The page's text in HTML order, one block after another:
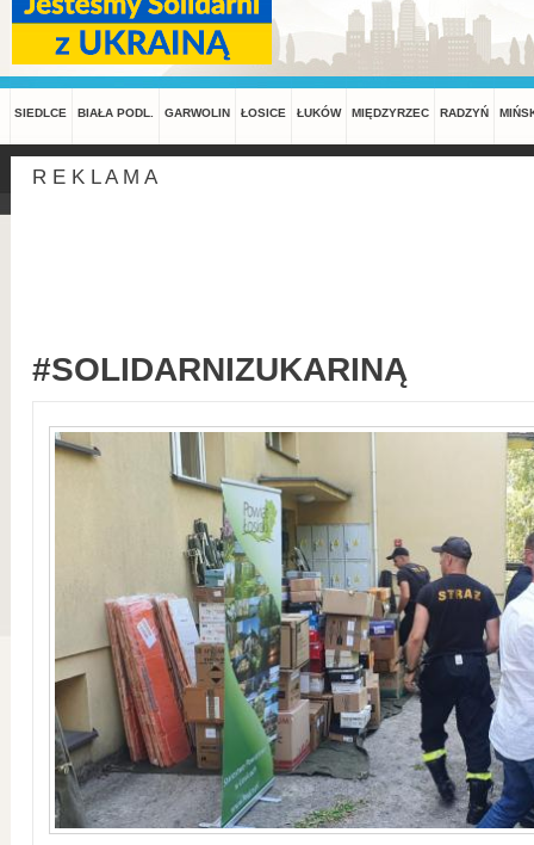
SIEDLCE BIAŁA PODL. GARWOLIN ŁOSICE ŁUKÓW MIĘDZYRZEC RADZYŃ
R E K L A M A
#SOLIDARNIZUKARINĄ